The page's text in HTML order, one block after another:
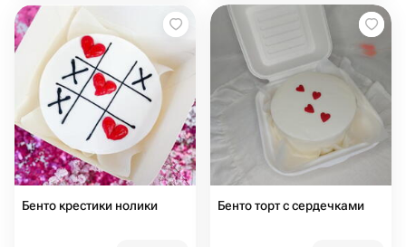
Бенто крестики нолики Бенто торт с сердечками